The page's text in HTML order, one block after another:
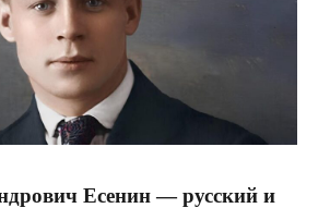
Есенин — русский и